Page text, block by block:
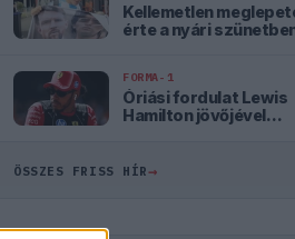
Kellemetlen
érte a nyári
FORMA-1
Óriási fordulat Lewis
Hamilton jövőjével
ÖSSZES FRISS HÍR→